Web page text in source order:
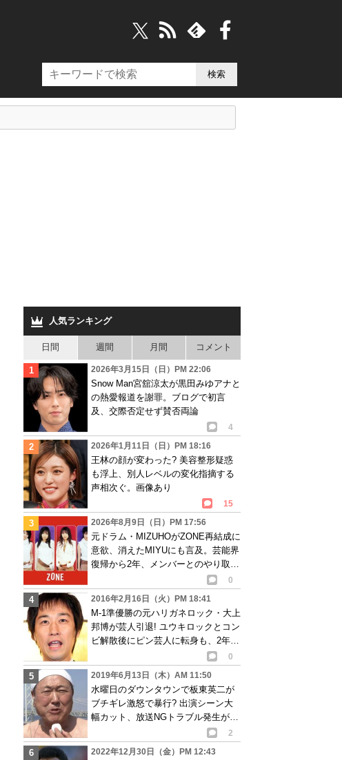
人気ランキング
日間 週間 月間 コメント
2026年3月15日（日）PM 22:06
Snow Man宮舘涼太が黒田みゆアナと
の熱愛報道を謝罪。ブログで初言
及、交際否定せず賛否両論
4
2026年1月11日（日）PM 18:16
王林の顔が変わった? 美容整形疑惑
も浮上、別人レベルの変化指摘する
声相次ぐ。画像あり
15
2026年8月9日（日）PM 17:56
元ドラム・MIZUHOがZONE再結成に
意欲、消えたMIYUにも言及。芸能界
復帰から2年、メンバーとのやり取り
0
2016年2月16日（火）PM 18:41
M-1準優勝の元ハリガネロック・大上
邦博が芸人引退! ユウキロックとコン
ビ解散後にピン芸人に転身も、2年で
0
2019年6月13日（木）AM 11:50
水曜日のダウンタウンで板東英二が
ブチギレ激怒で暴行? 出演シーン大
幅カット、放送NGトラブル発生が話
2
2022年12月30日（金）PM 12:43